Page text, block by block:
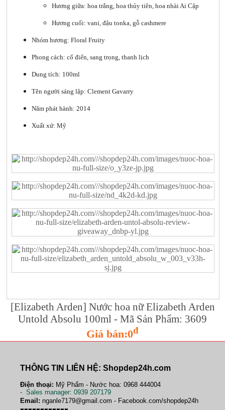
Hương giữa: hoa trắng, hoa thủy tiên, hoa nhài Ai Cập
Hương cuối: vani, đậu tonka, gỗ cashmere
Nhóm hương: Floral Fruity
Phong cách: cổ điển, sang trọng, thanh lịch
Dung tích: 100ml
Tên người sáng lập: Clement Gavarry
Năm phát hành: 2014
Xuất xứ: Mỹ
[Elizabeth Arden] Nước hoa nữ Elizabeth Arden
Untold Absolu 100ml - Mã Sản Phẩm: 3609
Giá bán:0đ
THÔNG TIN LIÊN HỆ: Shopdep24h.com
Điện thoại: Mỹ Phẩm - Nước hoa: 0968 444004
- Sales manager: 0939 207179
Email: nganle7179@gmail.com - Facebook.com/shopdep24h